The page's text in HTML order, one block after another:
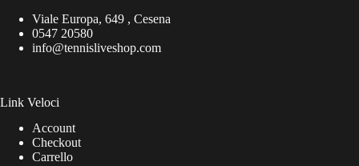
Viale Europa, 649 , Cesena
0547 20580
info@tennisliveshop.com
Link Veloci
Account
Checkout
Carrello